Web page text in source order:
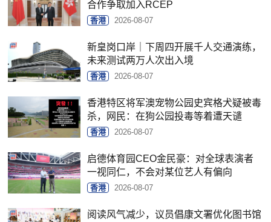
合作争取加入RCEP
香港 2026-08-07
新皇岗口岸｜下周四开展千人交通演练，
未来测试两万人次出入境
香港 2026-08-07
香港特区将军澳宠物公园史宾格犬疑被毒
杀，网民：在狗公园投毒等着遭天谴
香港 2026-08-07
启德体育园CEO金民豪：对全球表演者
一视同仁，不会对某位艺人有偏向
香港 2026-08-07
阅读风气减少，议员倡康文署优化图书馆